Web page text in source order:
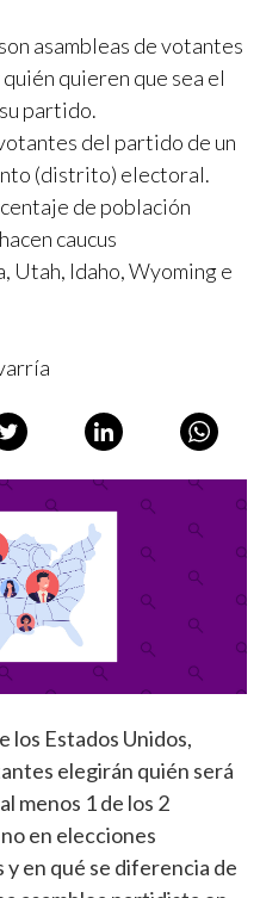
asambleas de votantes
quieren que sea el
partido.
del partido de un
(distrito) electoral.
de población
caucus
Utah, Idaho, Wyoming e
los Estados Unidos,
elegirán quién será
menos 1 de los 2
en elecciones
y en qué se diferencia de